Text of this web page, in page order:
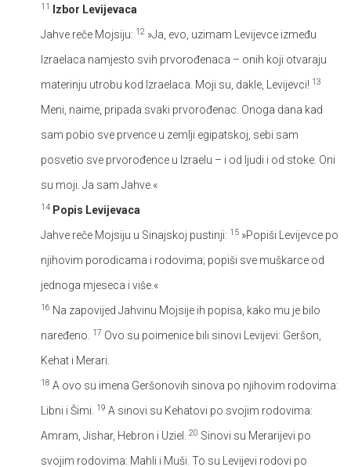
11
Izbor Levijevaca
Jahve reče Mojsiju: 12 »Ja, evo, uzimam Levijevce između
Izraelaca namjesto svih prvorođenaca – onih koji otvaraju
materinju utrobu kod Izraelaca. Moji su, dakle, Levijevci! 13
Meni, naime, pripada svaki prvorođenac. Onoga dana kad
sam pobio sve prvence u zemlji egipatskoj, sebi sam
posvetio sve prvorođence u Izraelu – i od ljudi i od stoke. Oni
su moji. Ja sam Jahve.«
14 Popis Levijevaca
Jahve reče Mojsiju u Sinajskoj pustinji: 15 »Popiši Levijevce po
njihovim porodicama i rodovima; popiši sve muškarce od
jednoga mjeseca i više.«
16 Na zapovijed Jahvinu Mojsije ih popisa, kako mu je bilo
naređeno.
17 Ovo su poimenice bili sinovi Levijevi: Geršon,
Kehat i Merari.
18 A ovo su imena Geršonovih sinova po njihovim rodovima:
Libni i Šimi.
19 A sinovi su Kehatovi po svojim rodovima:
Amram, Jishar, Hebron i Uziel.
20 Sinovi su Merarijevi po
svojim rodovima: Mahli i Muši. To su Levijevi rodovi po